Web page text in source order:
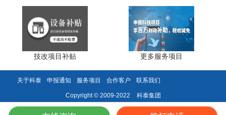
科泰集团(https://www.gdktzx.com/)成立16年来，致力于
高新技术企业认定 名优高新技术产品
中心认定、省市企业技术中心认定、省市工业设计中心认
技改项目补贴 更多服务项目
关于科泰 申报通知 服务项目 合作客户 联系我们
Copyright © 2009-2022 科泰集团